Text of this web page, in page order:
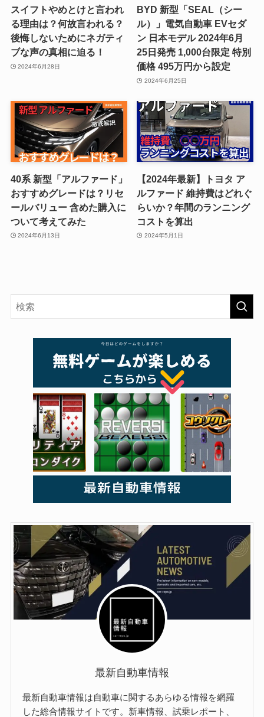
スイフトやめとけと言われ
る理由は？何故言われる？
後悔しないためにネガティ
ブな声の真相に迫る！
2024年6月28日
BYD 新型「SEAL（シー
ル）」電気自動車 EVセダ
ン 日本モデル 2024年6月
25日発売 1,000台限定 特別
価格 495万円から設定
2024年6月25日
40系 新型「アルファード」
おすすめグレードは？リセ
ールバリュー 含めた購入に
ついて考えてみた
2024年6月13日
【2024年最新】トヨタ ア
ルファード 維持費はどれぐ
らいか？年間のランニング
コストを算出
2024年5月1日
最新自動車情報
最新自動車情報は自動車に関するあらゆる情報を網羅
した総合情報サイトです。新車情報、試乗レポート、